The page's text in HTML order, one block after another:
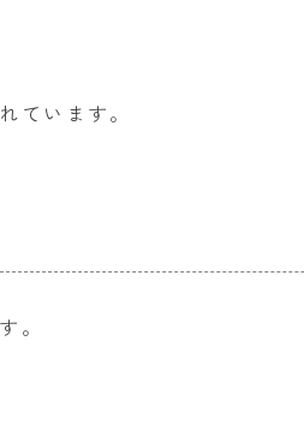
ています。
。